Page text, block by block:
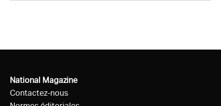
National Magazine
Contactez-nous